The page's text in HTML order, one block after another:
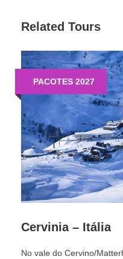
SAIBA TUDO AQUI
Related Tours
PACOTES 2027
Cervinia – Itália
No vale do Cervino/